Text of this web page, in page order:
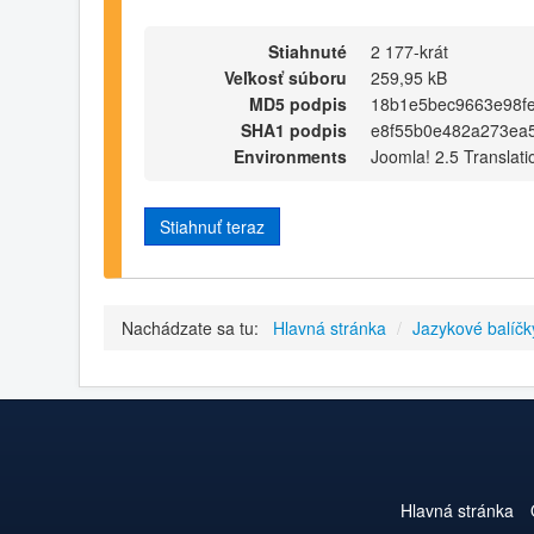
Stiahnuté
2 177-krát
Veľkosť súboru
259,95 kB
MD5 podpis
SHA1 podpis
Environments
Joomla! 2.5
Stiahnuť teraz
Nachádzate sa tu: Hlavná stránka / Jazykové
Hlavná stránka